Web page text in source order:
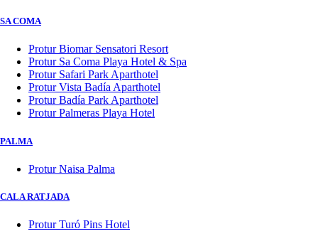
SA COMA
Protur Biomar Sensatori Resort
Protur Sa Coma Playa Hotel & Spa
Protur Safari Park Aparthotel
Protur Vista Badía Aparthotel
Protur Badía Park Aparthotel
Protur Palmeras Playa Hotel
PALMA
Protur Naisa Palma
CALA RATJADA
Protur Turó Pins Hotel